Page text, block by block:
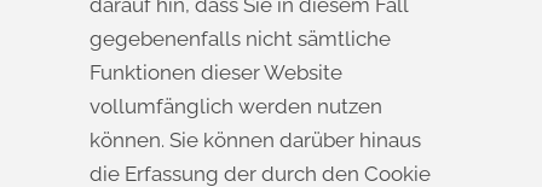
darauf hin, dass Sie in diesem Fall
gegebenenfalls nicht sämtliche
Funktionen dieser Website
vollumfänglich werden nutzen
können. Sie können darüber hinaus
die Erfassung der durch den Cookie